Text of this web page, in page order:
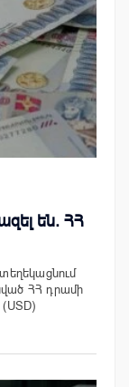
են. ՀՀ
ՀՀ դրամի